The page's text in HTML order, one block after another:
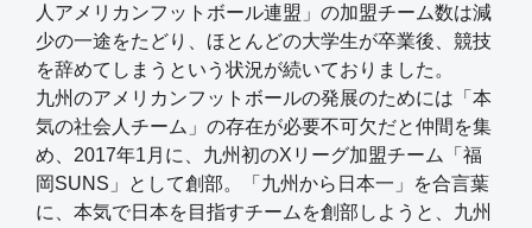
人アメリカンフットボール連盟」の加盟チーム数は減
少の一途をたどり、ほとんどの大学生が卒業後、競技
を辞めてしまうという状況が続いておりました。
九州のアメリカンフットボールの発展のためには「本
気の社会人チーム」の存在が必要不可欠だと仲間を集
め、2017年1月に、九州初のXリーグ加盟チーム「福
岡SUNS」として創部。「九州から日本一」を合言葉
に、本気で日本を目指すチームを創部しようと、九州